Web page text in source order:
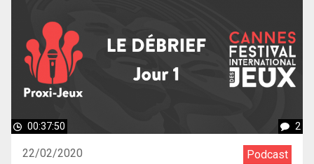
00:37:50 2
22/02/2020 Podcast